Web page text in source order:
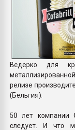
Ведерко для
релизе
(Бельгия).
50 лет компании
следует. И что